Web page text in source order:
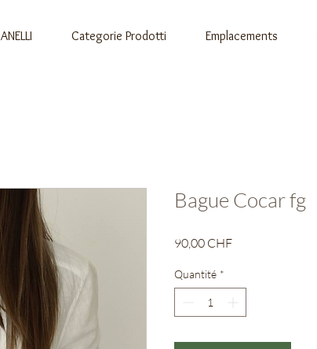
ANELLI Categorie Prodotti Emplacements
Bague Cocar fg
90,00 CHFPrix
Quantité *